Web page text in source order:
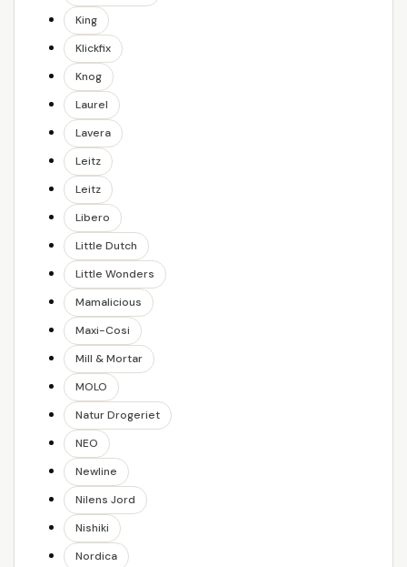
King
Klickfix
Knog
Laurel
Lavera
Leitz
Leitz
Libero
Little Dutch
Little Wonders
Mamalicious
Maxi-Cosi
Mill & Mortar
MOLO
Natur Drogeriet
NEO
Newline
Nilens Jord
Nishiki
Nordica